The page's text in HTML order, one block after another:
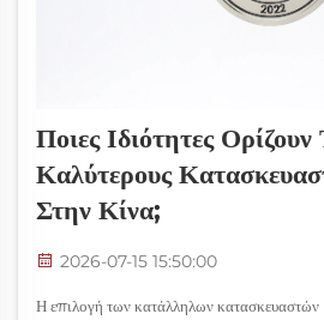
Ποιες Ιδιότητες Ορίζουν
Καλύτερους
Στην Κίνα;
2026-07-15 15:50:00
Η επιλογή των κατάλληλων κατασκευαστών